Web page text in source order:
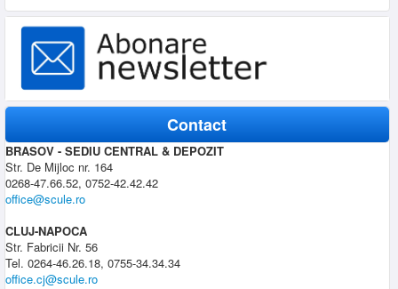
Contact
BRASOV - SEDIU CENTRAL & DEPOZIT
Str. De Mijloc nr. 164
0268-47.66.52, 0752-42.42.42
office@scule.ro
CLUJ-NAPOCA
Str. Fabricii Nr. 56
Tel. 0264-46.26.18, 0755-34.34.34
office.cj@scule.ro